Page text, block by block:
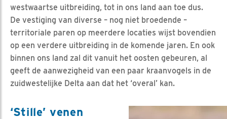
westwaartse uitbreiding, tot in ons land aan toe dus.
De vestiging van diverse – nog niet broedende –
territoriale paren op meerdere locaties wijst bovendien
op een verdere uitbreiding in de komende jaren. En ook
binnen ons land zal dit vanuit het oosten gebeuren, al
geeft de aanwezigheid van een paar kraanvogels in de
zuidwestelijke Delta aan dat het ‘overal’ kan.
‘Stille’ venen